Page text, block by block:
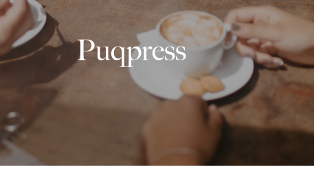
Puqpress